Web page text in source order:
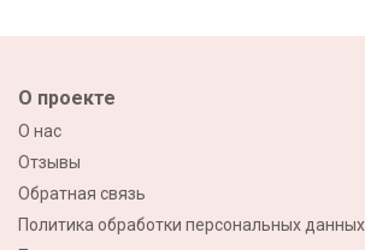
О проекте
О нас
Отзывы
Обратная связь
Политика обработки персональных данных